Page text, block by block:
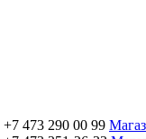
+7 473 290 00 99